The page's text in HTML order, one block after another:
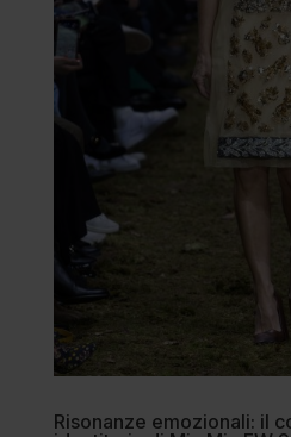
Risonanze emozionali: il